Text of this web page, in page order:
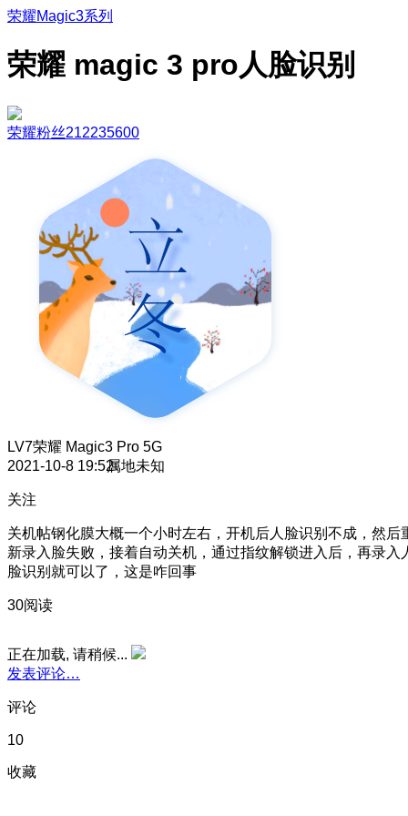
荣耀Magic3系列
荣耀 magic 3 pro人脸识别
荣耀粉丝212235600
LV7荣耀 Magic3 Pro 5G
2021-10-8 19:52属地未知
关注
关机帖钢化膜大概一个小时左右，开机后人脸识别不成，然后
新录入脸失败，接着自动关机，通过指纹解锁进入后，再录入
脸识别就可以了，这是咋回事
30阅读
正在加载, 请稍候...
发表评论…
评论
10
收藏